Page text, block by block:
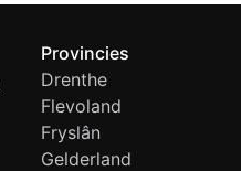
Provincies
Drenthe
Flevoland
Fryslân
Gelderland